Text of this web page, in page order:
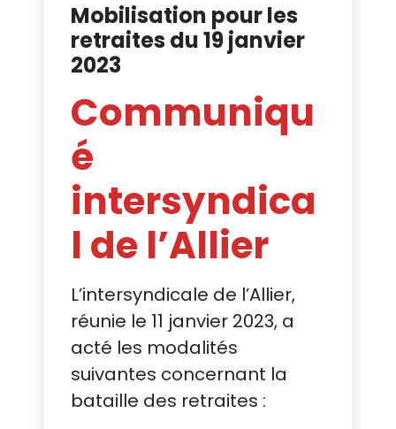
Mobilisation pour les
retraites du 19 janvier
2023
Communiqu
é
intersyndica
l de l’Allier
L’intersyndicale de l’Allier,
réunie le 11 janvier 2023, a
acté les modalités
suivantes concernant la
bataille des retraites :